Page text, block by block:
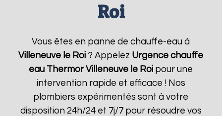
Roi
Vous êtes en panne de chauffe-eau à
Villeneuve le Roi ? Appelez Urgence chauffe
eau Thermor Villeneuve le Roi pour une
intervention rapide et efficace ! Nos
plombiers expérimentés sont à votre
disposition 24h/24 et 7j/7 pour résoudre vos